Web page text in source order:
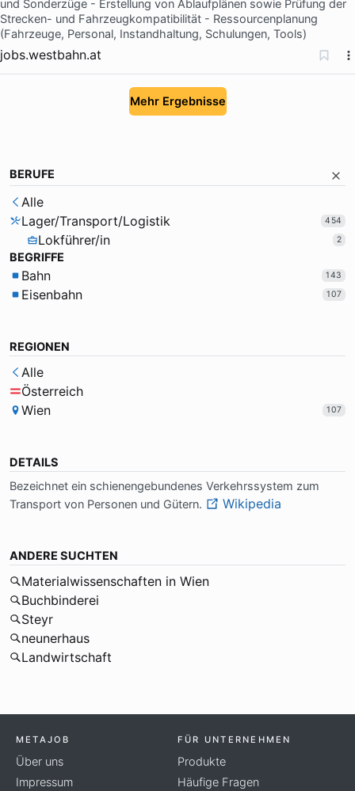
und Sonderzüge - Erstellung von Ablaufplänen sowie Prüfung der
Strecken- und Fahrzeugkompatibilität - Ressourcenplanung
(Fahrzeuge, Personal, Instandhaltung, Schulungen, Tools)
jobs.westbahn.at
Mehr Ergebnisse
BERUFE
Alle
Lager/Transport/Logistik
454
Lokführer/in 2
BEGRIFFE
Bahn 143
Eisenbahn 107
REGIONEN
Alle
Österreich
Wien
107
DETAILS
Be­zeich­net ein schie­nen­ge­bun­de­nes Ver­kehrs­sy­stem zum
Trans­port von Per­so­nen und Gü­tern.
Wikipedia
ANDERE SUCHTEN
Materialwissenschaften in Wien
Buchbinderei
Steyr
neunerhaus
Landwirtschaft
METAJOB
Über uns
Impressum
FÜR UNTERNEHMEN
Produkte
Häufige Fragen